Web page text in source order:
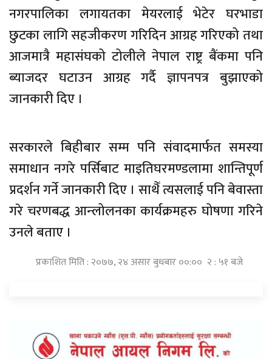
नगरपालिका लगायतका मेयरलाई भेटेर घरभाडा
छुटका लागि सहजीकरण गरिदिन आग्रह गरिएको तथा
आजमात्रै महासंघको टोलीले नेपाल राष्ट्र बैंकमा पनि
ब्याजदर घटाउन आग्रह गर्दै ज्ञापनपत्र बुझाएको
जानकारी दिए ।
सरकारले बिहीबार सम्म पनि संवादमार्फत समस्या
समाधान नगरे पर्सिबाट माइतिघरमण्डलामा शान्तिपूर्ण
प्रदर्शन गर्ने जानकारी दिए । साथैँ त्यसलाई पनि बेवास्ता
गरे चरणबद्ध आन्लोलनका कार्यक्रमहरु घोषणा गरिने
उनले बताए ।
प्रकाशित मिति : २०७७, २४ असार बुधबार ००:०० २ : ५१ बजे